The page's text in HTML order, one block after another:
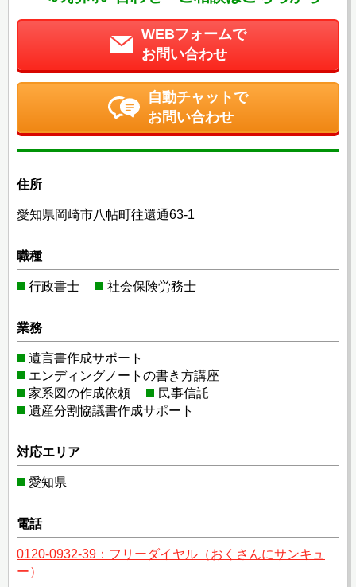
WEBフォームで
お問い合わせ
自動チャットで
お問い合わせ
住所
愛知県岡崎市八帖町往還通63-1
職種
行政書士 社会保険労務士
業務
遺言書作成サポート
エンディングノートの書き方講座
家系図の作成依頼
民事信託
遺産分割協議書作成サポート
対応エリア
愛知県
電話
0120-0932-39：フリーダイヤル（おくさんにサンキュ
ー）